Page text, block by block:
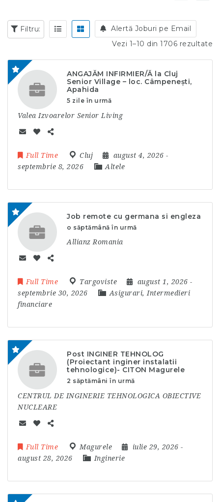
Filtru:
Alertă Joburi pe Email
Vezi 1–10 din 1706 rezultate
ANGAJĂM INFIRMIER/Ă la Cluj
Senior Village – loc. Câmpenești,
Apahida
5 zile în urmă
Valea Izvoarelor Senior Living
Full Time Cluj august 4, 2026 -
septembrie 8, 2026
Altele
Job remote cu germana si engleza
o săptămână în urmă
Allianz Romania
Full Time Targoviste august 1, 2026 -
septembrie 30, 2026
Asigurari, Intermedieri
financiare
Post INGINER TEHNOLOG
(Proiectant inginer instalatii
tehnologice)- CITON Magurele
2 săptămâni în urmă
CENTRUL DE INGINERIE TEHNOLOGICA OBIECTIVE
NUCLEARE
Full Time Magurele iulie 29, 2026 -
august 28, 2026
Inginerie